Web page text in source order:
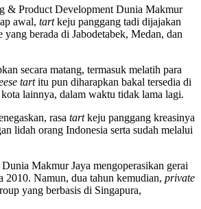
& Product Development Dunia Makmur
awal, tartkeju panggang tadi dijajakan
berada di Jabodetabek, Medan, dan
secara matang, termasuk melatih para
tartitu pun diharapkan bakal tersedia di
lainnya, dalam waktu tidak lama lagi.
rasa tartkeju panggang kreasinya
lidah orang Indonesia serta sudah melalui
Makmur Jaya mengoperasikan gerai
2010. Namun, dua tahun kemudian, private
yang berbasis di Singapura,